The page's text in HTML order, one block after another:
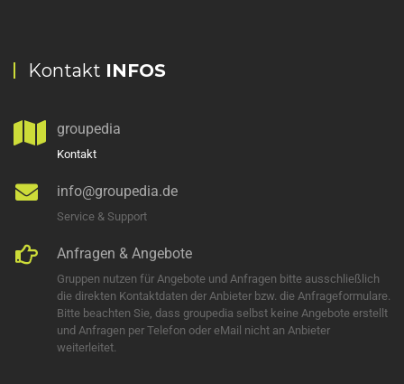
Kontakt INFOS
groupedia
Kontakt
info@groupedia.de
Service & Support
Anfragen & Angebote
Gruppen nutzen für Angebote und Anfragen bitte ausschließlich
die direkten Kontaktdaten der Anbieter bzw. die Anfrageformulare.
Bitte beachten Sie, dass groupedia selbst keine Angebote erstellt
und Anfragen per Telefon oder eMail nicht an Anbieter
weiterleitet.